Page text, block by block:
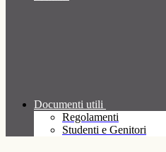
Documenti utili
Regolamenti
Studenti e Genitori